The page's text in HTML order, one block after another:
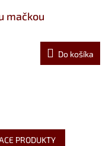
mačkou
Do košíka
PRODUKTY